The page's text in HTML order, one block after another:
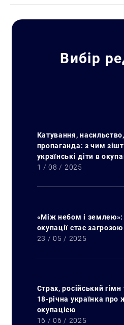
Вибір
Катування,
пропаганда: з чим
українські діти в
1 / 08 / 2025
«Між небом і землею»:
окупації стає загрозою
23 / 05 / 2025
Страх, російський
18-річна українка про
окупацією
16 / 06 / 2025